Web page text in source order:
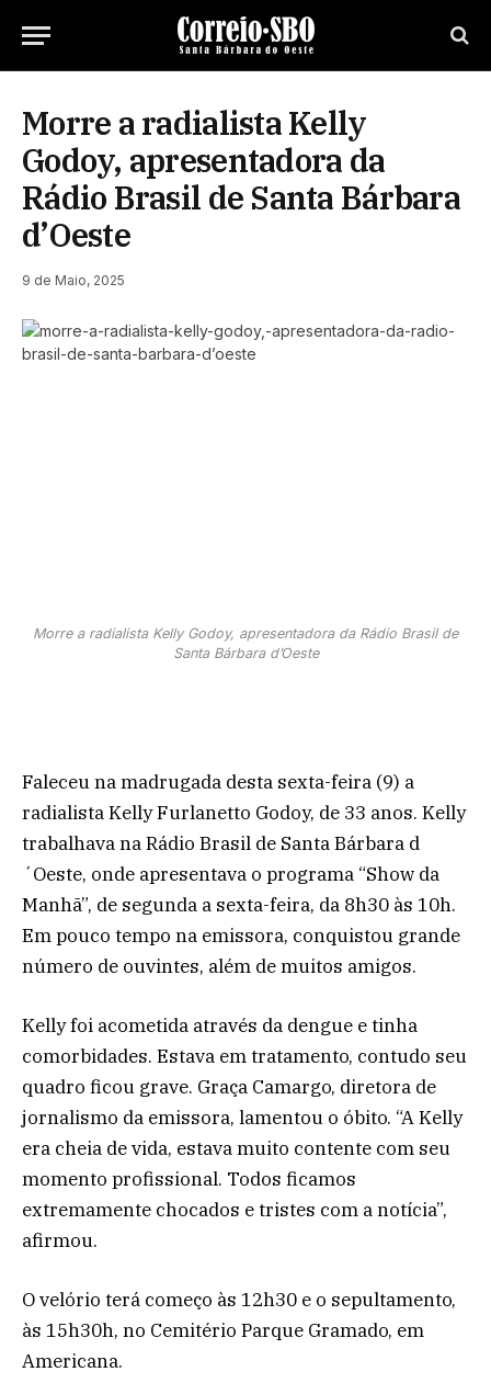
Morre a radialista Kelly
Godoy, apresentadora da
Rádio Brasil de Santa Bárbara
d’Oeste
9 de Maio, 2025
Morre a radialista Kelly Godoy, apresentadora da Rádio Brasil de
Santa Bárbara d’Oeste
Faleceu na madrugada desta sexta-feira (9) a
radialista Kelly Furlanetto Godoy, de 33 anos. Kelly
trabalhava na Rádio Brasil de Santa Bárbara d
´Oeste, onde apresentava o programa “Show da
Manhã”, de segunda a sexta-feira, da 8h30 às 10h.
Em pouco tempo na emissora, conquistou grande
número de ouvintes, além de muitos amigos.
Kelly foi acometida através da dengue e tinha
comorbidades. Estava em tratamento, contudo seu
quadro ficou grave. Graça Camargo, diretora de
jornalismo da emissora, lamentou o óbito. “A Kelly
era cheia de vida, estava muito contente com seu
momento profissional. Todos ficamos
extremamente chocados e tristes com a notícia”,
afirmou.
O velório terá começo às 12h30 e o sepultamento,
às 15h30h, no Cemitério Parque Gramado, em
Americana.